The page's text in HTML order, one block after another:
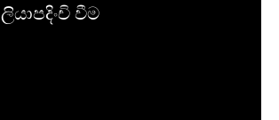
ලියාපදිංචි වීම